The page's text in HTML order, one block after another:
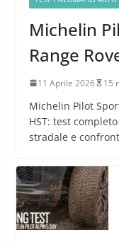
Michelin
Range
11 Aprile 2026 15
Michelin Pilot
HST: test
stradale e